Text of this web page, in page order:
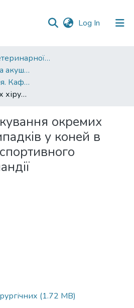
Log In (current)
Факультет ветеринарної медицини
Кафедра хірургії та акушерства
Друковані видання. Кафедра хірургії та акушерства
Лікування окремих хірургічних випадків у коней в умовах кінно-спортивного комплексу Ірландії
окремих
у коней в
(1.72 MB)